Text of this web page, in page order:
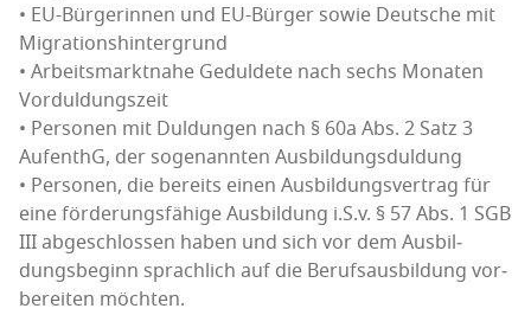
• EU-Bür­ge­rin­nen und EU-Bür­ger sowie Deut­sche mit
Migra­ti­ons­hin­ter­grund
• Arbeits­markt­na­he Gedul­de­te nach sechs Mona­ten
Vor­dul­dungs­zeit
• Per­so­nen mit Dul­dun­gen nach § 60a Abs. 2 Satz 3
Auf­enthG, der soge­nann­ten Aus­bil­dungs­dul­dung
• Per­so­nen, die bereits einen Aus­bil­dungs­ver­trag für
eine för­de­rungs­fä­hi­ge Aus­bil­dung i.S.v. § 57 Abs. 1 SGB
III abge­schlos­sen haben und sich vor dem Aus­bil­
dungs­be­ginn sprach­lich auf die Berufs­aus­bil­dung vor­
be­rei­ten möchten.